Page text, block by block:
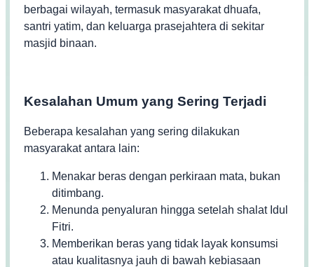
berbagai wilayah, termasuk masyarakat dhuafa,
santri yatim, dan keluarga prasejahtera di sekitar
masjid binaan.
Kesalahan Umum yang Sering Terjadi
Beberapa kesalahan yang sering dilakukan
masyarakat antara lain:
Menakar beras dengan perkiraan mata, bukan
ditimbang.
Menunda penyaluran hingga setelah shalat Idul
Fitri.
Memberikan beras yang tidak layak konsumsi
atau kualitasnya jauh di bawah kebiasaan